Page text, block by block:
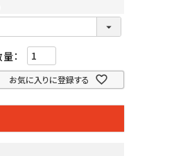
お気に入りに登録する